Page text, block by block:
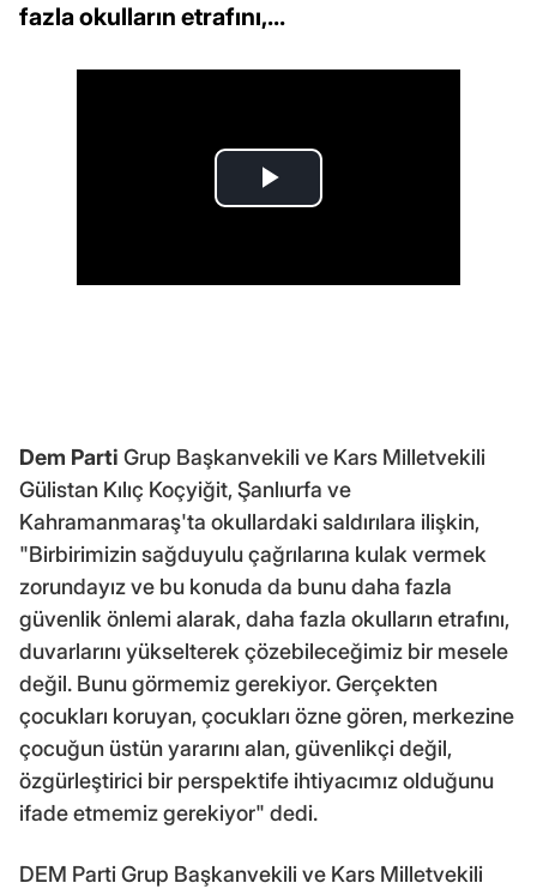
fazla okulların etrafını,...
Dem Parti Grup Başkanvekili ve Kars Milletvekili
Gülistan Kılıç Koçyiğit, Şanlıurfa ve
Kahramanmaraş'ta okullardaki saldırılara ilişkin,
"Birbirimizin sağduyulu çağrılarına kulak vermek
zorundayız ve bu konuda da bunu daha fazla
güvenlik önlemi alarak, daha fazla okulların etrafını,
duvarlarını yükselterek çözebileceğimiz bir mesele
değil. Bunu görmemiz gerekiyor. Gerçekten
çocukları koruyan, çocukları özne gören, merkezine
çocuğun üstün yararını alan, güvenlikçi değil,
özgürleştirici bir perspektife ihtiyacımız olduğunu
ifade etmemiz gerekiyor" dedi.
DEM Parti Grup Başkanvekili ve Kars Milletvekili